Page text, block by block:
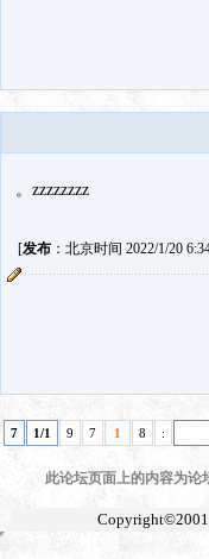
。zzzzzzzz
[发布：北京时间 2022/1/20
7 1/1 9 7 1 8 :
此论坛页面上的内容为论